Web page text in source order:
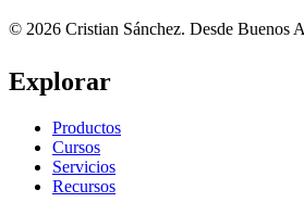
© 2026 Cristian Sánchez. Desde Buenos
Explorar
Productos
Cursos
Servicios
Recursos